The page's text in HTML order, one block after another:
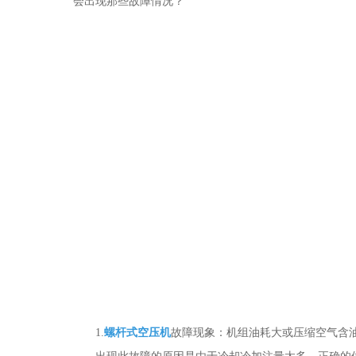
1.螺杆式空压机故障现象：机组油耗大或压缩空气含